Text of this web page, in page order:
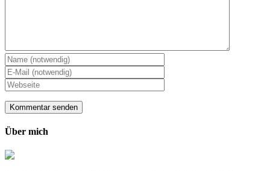
Über mich